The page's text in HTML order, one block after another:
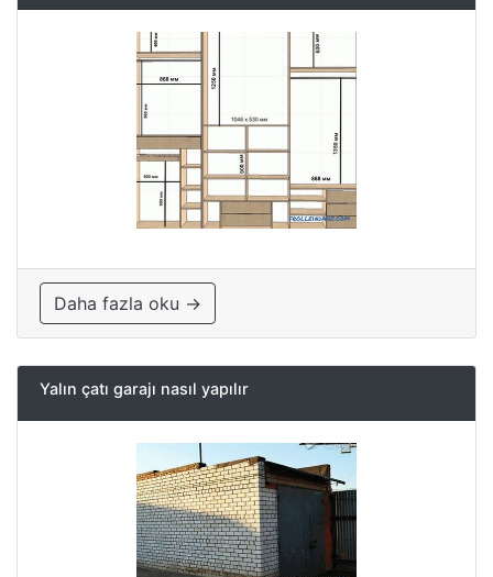
Daha fazla oku →
Yalın çatı garajı nasıl yapılır